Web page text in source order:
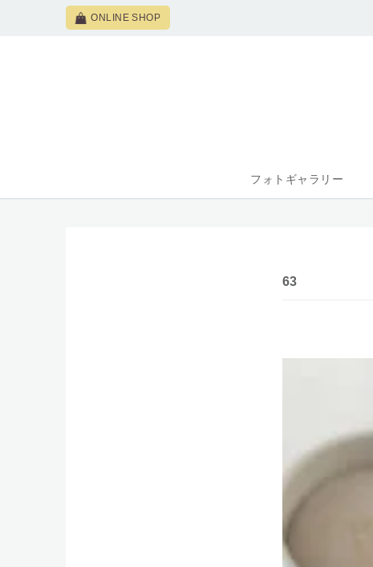
ONLINE SHOP
フォトギャラリー
63